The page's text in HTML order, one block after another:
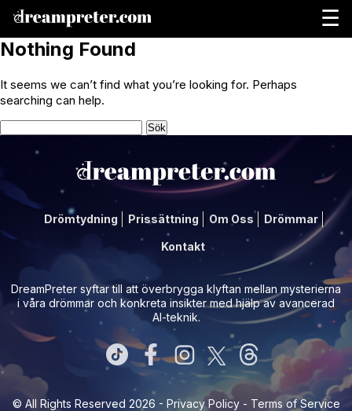
☰
Nothing Found
It seems we can’t find what you’re looking for. Perhaps
searching can help.
Sök
efter:
Drömtydning Prissättning Om Oss Drömmar
Kontakt
DreamPreter syftar till att överbrygga klyftan mellan mysterierna
i våra drömmar och konkreta insikter med hjälp av avancerad
AI-teknik.
© All Rights Reserved 2026 - Privacy Policy- Terms of Service